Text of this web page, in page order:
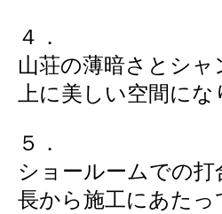
４．
山荘の薄暗さとシ
上に美しい空間にな
５．
ショールームでの
長から施工にあたっ